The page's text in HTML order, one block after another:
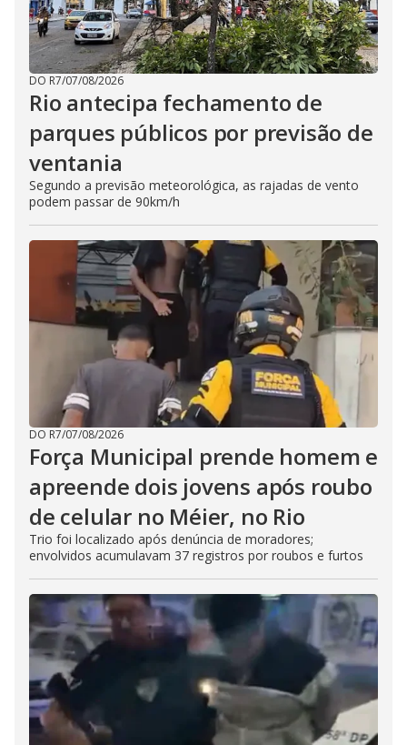
DO R7/07/08/2026
Rio antecipa fechamento de
parques públicos por previsão de
ventania
Segundo a previsão meteorológica, as rajadas de vento
podem passar de 90km/h
DO R7/07/08/2026
Força Municipal prende homem e
apreende dois jovens após roubo
de celular no Méier, no Rio
Trio foi localizado após denúncia de moradores;
envolvidos acumulavam 37 registros por roubos e furtos